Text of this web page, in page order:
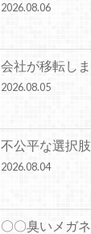
2026.08.06
会社が移転しま
2026.08.05
不公平な選択肢
2026.08.04
〇〇臭いメガ